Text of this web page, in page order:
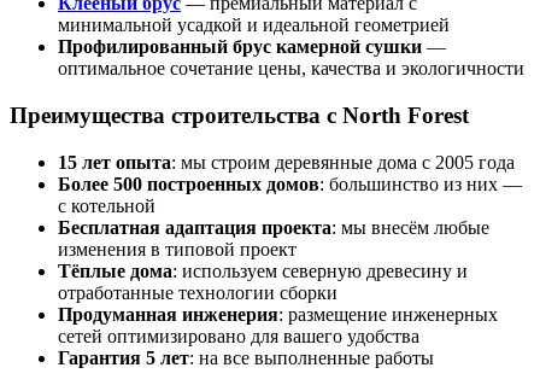
минимальной усадкой и идеальной геометрией
Профилированный брус камерной сушки —
оптимальное сочетание цены, качества и экологичности
Преимущества строительства с North Forest
15 лет опыта: мы строим деревянные дома с 2005 года
Более 500 построенных домов: большинство из них —
с котельной
Бесплатная адаптация проекта: мы внесём любые
изменения в типовой проект
Тёплые дома: используем северную древесину и
отработанные технологии сборки
Продуманная инженерия: размещение инженерных
сетей оптимизировано для вашего удобства
Гарантия 5 лет: на все выполненные работы